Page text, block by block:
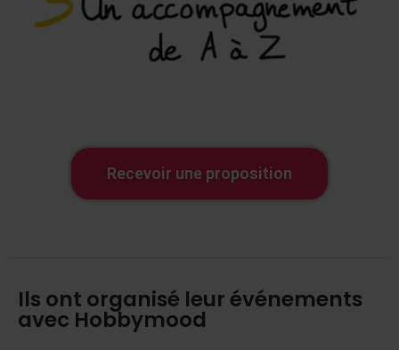
Recevoir une proposition
Ils ont organisé leur événements
avec Hobbymood